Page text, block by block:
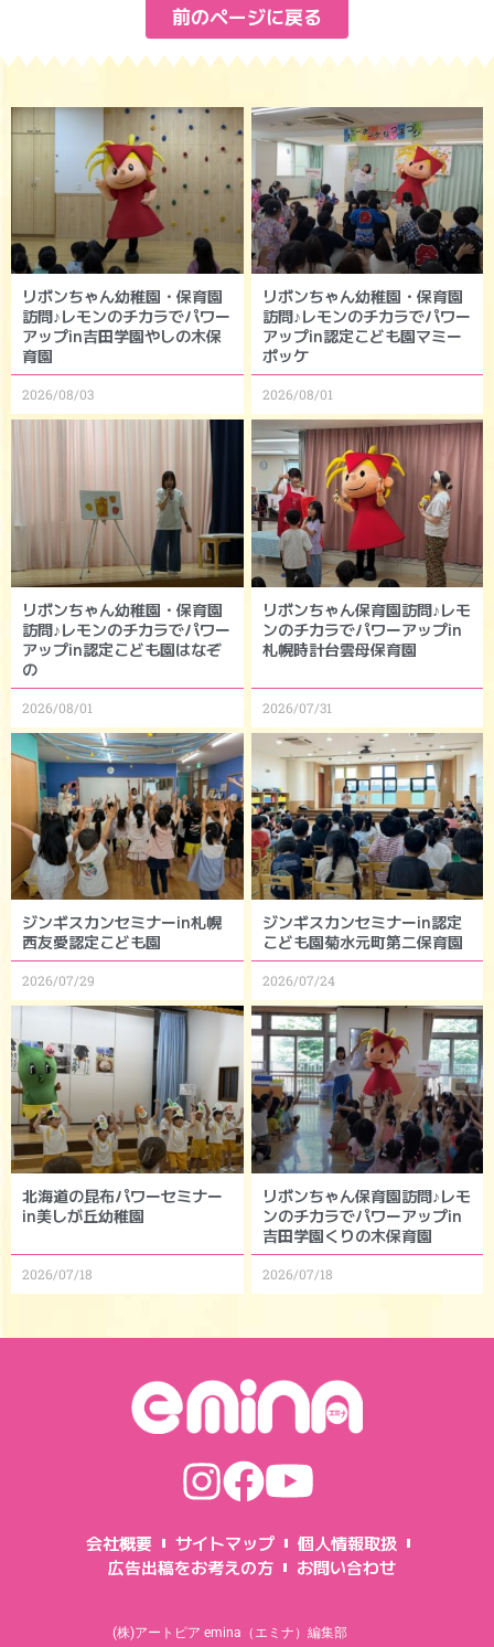
前のページに戻る
リボンちゃん幼稚園・保育園
訪問♪レモンのチカラでパワー
アップin吉田学園やしの木保
育園
2026/08/03
リボンちゃん幼稚園・保育園
訪問♪レモンのチカラでパワー
アップin認定こども園マミー
ポッケ
2026/08/01
リボンちゃん幼稚園・保育園
訪問♪レモンのチカラでパワー
アップin認定こども園はなぞ
の
2026/08/01
リボンちゃん保育園訪問♪レモ
ンのチカラでパワーアップin
札幌時計台雲母保育園
2026/07/31
ジンギスカンセミナーin札幌
西友愛認定こども園
2026/07/29
ジンギスカンセミナーin認定
こども園菊水元町第二保育園
2026/07/24
北海道の昆布パワーセミナー
in美しが丘幼稚園
2026/07/18
リボンちゃん保育園訪問♪レモ
ンのチカラでパワーアップin
吉田学園くりの木保育園
2026/07/18
会社概要 サイトマップ
個人情報取扱
広告出稿をお考えの方
お問い合わせ
(株)アートピア emina（エミナ）編集部